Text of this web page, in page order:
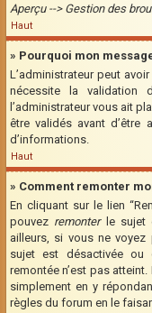
Aperçu --> Gestion des
Haut
» Pourquoi mon
L’administrateur peut
nécessite la validation
l’administrateur vous ait
être validés avant d’être
d’informations.
Haut
» Comment remonter
En cliquant sur le lien
pouvez remonterle sujet
ailleurs, si vous ne
sujet est désactivée ou
remontée n’est pas
simplement en y
règles du forum en le